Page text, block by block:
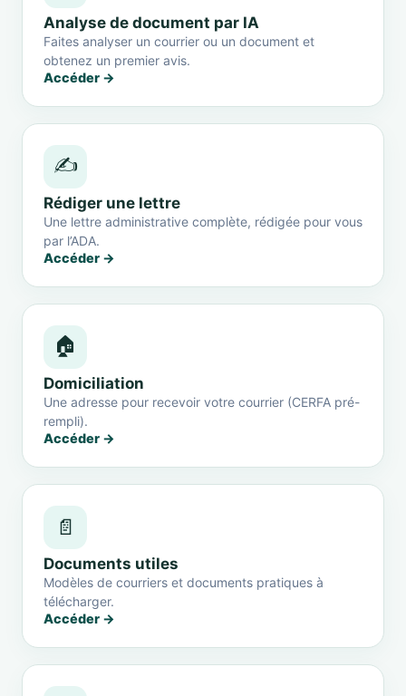
Analyse de document par IA
Faites analyser un courrier ou un document et
obtenez un premier avis.
Accéder →
✍️
Rédiger une lettre
Une lettre administrative complète, rédigée pour vous
par l’ADA.
Accéder →
🏠
Domiciliation
Une adresse pour recevoir votre courrier (CERFA pré-
rempli).
Accéder →
📄
Documents utiles
Modèles de courriers et documents pratiques à
télécharger.
Accéder →